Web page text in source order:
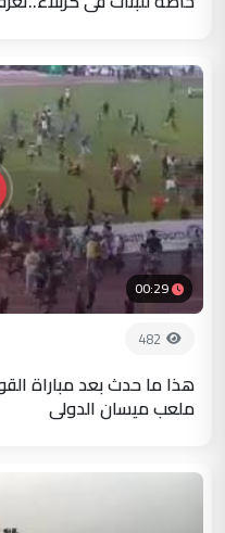
00:29
482
هذا ما حدث بعد مباراة
ملعب ميسان الدولي